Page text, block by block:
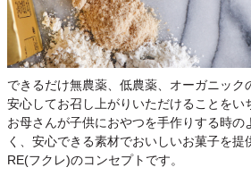
できるだけ無農薬、低農薬、オーガニック
安心してお召し上がりいただけることをい
お母さんが子供におやつを手作りする時の
く、安心できる素材でおいしいお菓子を提
RE(フクレ)のコンセプトです。